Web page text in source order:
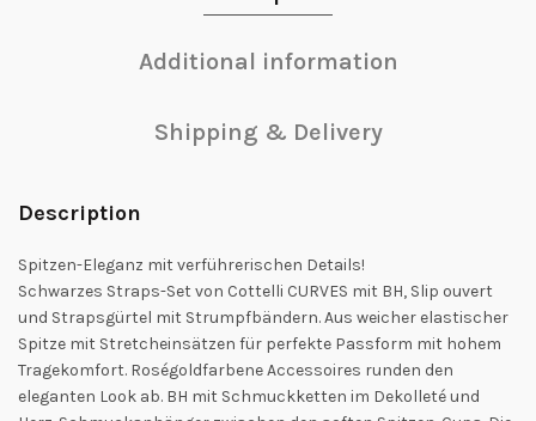
Additional information
Shipping & Delivery
Description
Spitzen-Eleganz mit verführerischen Details!
Schwarzes Straps-Set von Cottelli CURVES mit BH, Slip ouvert
und Strapsgürtel mit Strumpfbändern. Aus weicher elastischer
Spitze mit Stretcheinsätzen für perfekte Passform mit hohem
Tragekomfort. Roségoldfarbene Accessoires runden den
eleganten Look ab. BH mit Schmuckketten im Dekolleté und